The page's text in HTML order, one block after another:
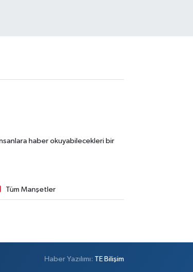
haber okuyabilecekleri bir
Tüm Manşetler
Haber Yazılımı: TE Bilişim